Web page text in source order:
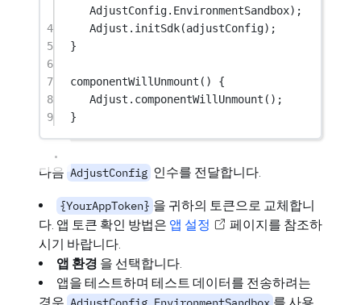
AdjustConfig.EnvironmentSandbox);
4
Adjust. initSdk(adjustConfig);
5
}
6
7
componentWillUnmount () {
8
Adjust. componentWillUnmount ();
9
}
다음 AdjustConfig 인수를 전달합니다.
{YourAppToken} 을 귀하의 토큰으로 교체합니
다. 앱 토큰 확인 방법은 앱 설정
페이지를 참조하
시기 바랍니다.
앱 환경 을 선택합니다.
앱을 테스트하며 테스트 데이터를 전송하려는